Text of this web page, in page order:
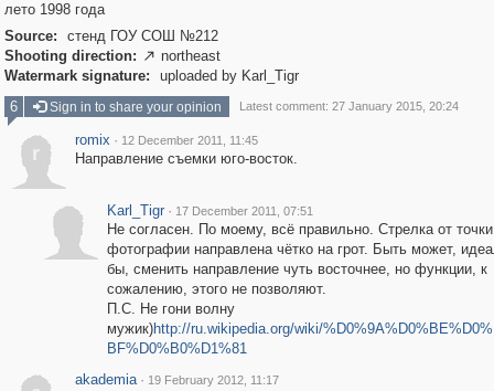
лето 1998 года
Source:
стенд ГОУ СОШ №212
Shooting direction:  northeast
Watermark signature:
uploaded by Karl_Tigr
6
Sign in to share your opinion Latest comment: 27 January 2015, 20:24
r
romix · 12 December 2011, 11:45
Направление съемки юго-восток.
Karl_Tigr · 17 December 2011, 07:51
Не согласен. По моему, всё правильно. Стрелка от точки
фотографии направлена чётко на грот. Быть может,
бы, сменить направление чуть восточнее, но функции, к
сожалению, этого не позволяют.
П.С. Не гони волну
мужик)http://ru.wikipedia.org/wiki/
BF%D0%B0%D1%81
akademia · 19 February 2012, 11:17